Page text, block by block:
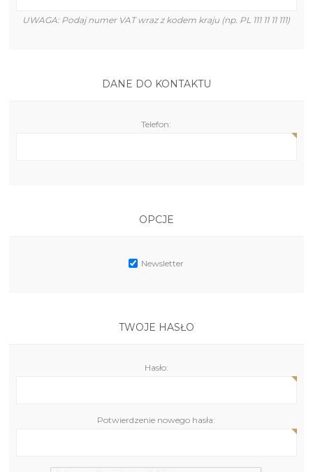
UWAGA: Podaj numer VAT wraz z kodem kraju (np. PL 111 11 11 111)
DANE DO KONTAKTU
Telefon:
OPCJE
Newsletter
TWOJE HASŁO
Hasło:
Potwierdzenie nowego hasła: